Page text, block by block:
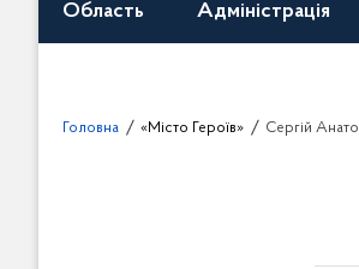
Область Адміністрація
Головна «Місто Героїв» Сергій